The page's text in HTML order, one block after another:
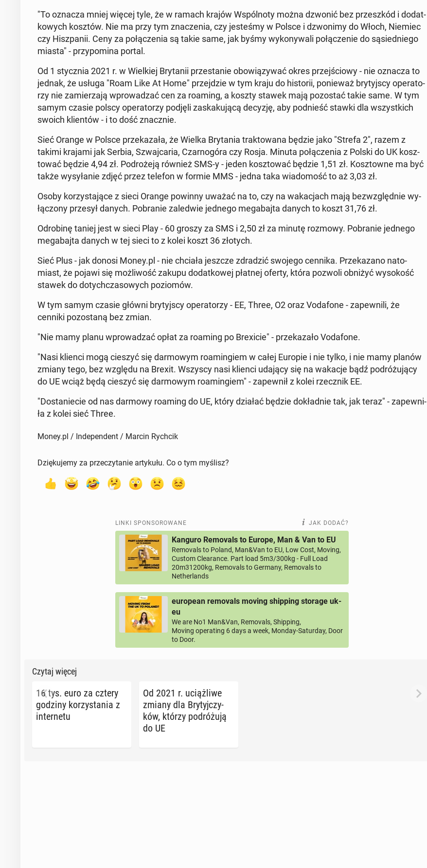
"To oznacza mniej więcej tyle, że w ramach krajów Wspól­no­ty można dzwonić bez prze­szkód i do­dat­
ko­wych kosztów. Nie ma przy tym zna­cze­nia, czy je­ste­śmy w Polsce i dzwo­ni­my do Włoch, Niemiec
czy Hisz­pa­nii. Ceny za po­łą­cze­nia są takie same, jak byśmy wy­ko­ny­wa­li po­łą­cze­nie do są­sied­nie­go
miasta" - przy­po­mi­na portal.
Od 1 stycz­nia 2021 r. w Wiel­kiej Bry­ta­nii prze­sta­nie obo­wią­zy­wać okres przej­ścio­wy - nie oznacza to
jednak, że usługa "Roam Like At Home" przej­dzie w tym kraju do hi­sto­rii, po­nie­waż bry­tyj­scy ope­ra­to­
rzy nie za­mie­rza­ją wpro­wa­dzać cen za roaming, a koszty stawek mają po­zo­stać takie same. W tym
samym czasie polscy ope­ra­to­rzy podjęli za­ska­ku­ją­cą decyzję, aby pod­nieść stawki dla wszyst­kich
swoich klien­tów - i to dość znacz­nie.
Sieć Orange w Polsce prze­ka­za­ła, że Wielka Bry­ta­nia trak­to­wa­na będzie jako "Strefa 2", razem z
takimi krajami jak Serbia, Szwaj­ca­ria, Czar­no­gó­ra czy Rosja. Minuta po­łą­cze­nia z Polski do UK kosz­
to­wać będzie 4,94 zł. Po­dro­że­ją również SMS-y - jeden kosz­to­wać będzie 1,51 zł. Kosz­tow­ne ma być
także wy­sy­ła­nie zdjęć przez telefon w formie MMS - jedna taka wia­do­mość to aż 3,03 zł.
Osoby ko­rzy­sta­ją­ce z sieci Orange powinny uważać na to, czy na wa­ka­cjach mają bez­względ­nie wy­
łą­czo­ny przesył danych. Po­bra­nie za­le­d­wie jednego me­ga­baj­ta danych to koszt 31,76 zł.
Odro­bi­nę taniej jest w sieci Play - 60 groszy za SMS i 2,50 zł za minutę rozmowy. Po­bra­nie jednego
me­ga­baj­ta danych w tej sieci to z kolei koszt 36 złotych.
Sieć Plus - jak donosi Money.pl - nie chciała jeszcze zdra­dzić swojego cennika. Prze­ka­za­no na­to­
miast, że pojawi się moż­li­wość zakupu do­dat­ko­wej płatnej oferty, która pozwoli obniżyć wy­so­kość
stawek do do­tych­cza­so­wych po­zio­mów.
W tym samym czasie główni bry­tyj­scy ope­ra­to­rzy - EE, Three, O2 oraz Vo­da­fo­ne - za­pew­ni­li, że
cenniki po­zo­sta­ną bez zmian.
"Nie mamy planu wpro­wa­dzać opłat za roaming po Bre­xi­cie" - prze­ka­za­ło Vo­da­fo­ne.
"Nasi klienci mogą cieszyć się dar­mo­wym ro­amin­giem w całej Europie i nie tylko, i nie mamy planów
zmiany tego, bez względu na Brexit. Wszyscy nasi klienci udający się na wakacje bądź po­dró­żu­ją­cy
do UE wciąż będą cieszyć się dar­mo­wym ro­amin­giem" - za­pew­nił z kolei rzecz­nik EE.
"Do­sta­nie­cie od nas darmowy roaming do UE, który działać będzie do­kład­nie tak, jak teraz" - za­pew­ni­
ła z kolei sieć Three.
Money.pl / Independent / Marcin Rychcik
Dziękujemy za przeczytanie artykułu. Co o tym myślisz?
LINKI SPONSOROWANE JAK DODAĆ?
Kanguro Removals to Europe, Man & Van to EU
Removals to Poland, Man&Van to EU, Low Cost, Moving,
Custom Clearance. Part load 5m3/300kg - Full Load
20m31200kg, Removals to Germany, Removals to
Netherlands
european removals moving shipping storage uk-
eu
We are No1 Man&Van, Removals, Shipping,
Moving operating 6 days a week, Monday-Saturday, Door
to Door.
Czytaj więcej
16 tys. euro za cztery
godziny ko­rzy­sta­nia z
in­ter­ne­tu
Od 2021 r. uciąż­li­we
zmiany dla Bry­tyj­czy­
ków, którzy po­dró­żu­ją
do UE